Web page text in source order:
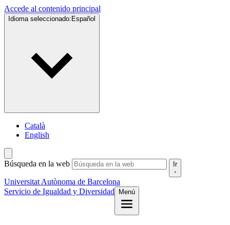
Accede al contenido principal
Idioma seleccionado: Español
Català
English
Búsqueda en la web Ir
Universitat Autònoma de Barcelona
Servicio de Igualdad y Diversidad Menú